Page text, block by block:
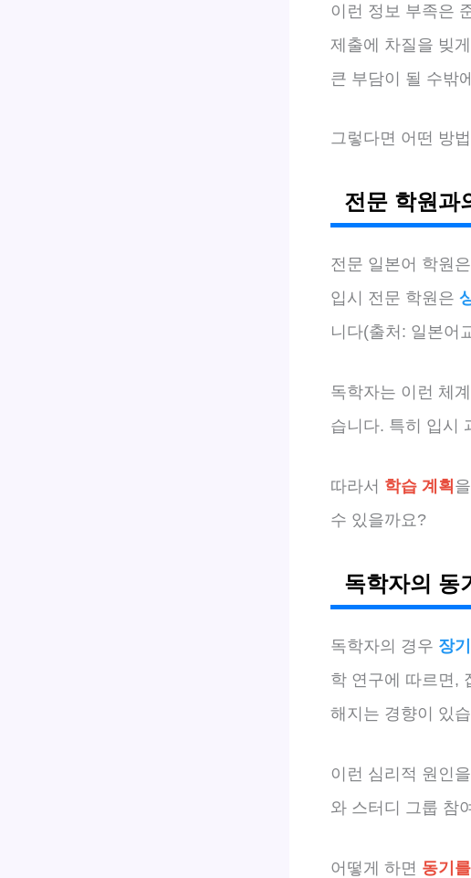
이런 정보 부족은
제출에 차질을 빚
큰 부담이 될 수밖
그렇다면 어떤 방
전문 학원과
전문 일본어 학원
입시 전문 학원은
니다(출처: 일본어
독학자는 이런 체
습니다. 특히 입시
따라서 학습 계획
수 있을까요?
독학자의 동
독학자의 경우 장
학 연구에 따르면,
해지는 경향이 있
이런 심리적 원인
와 스터디 그룹 참
어떻게 하면 동기